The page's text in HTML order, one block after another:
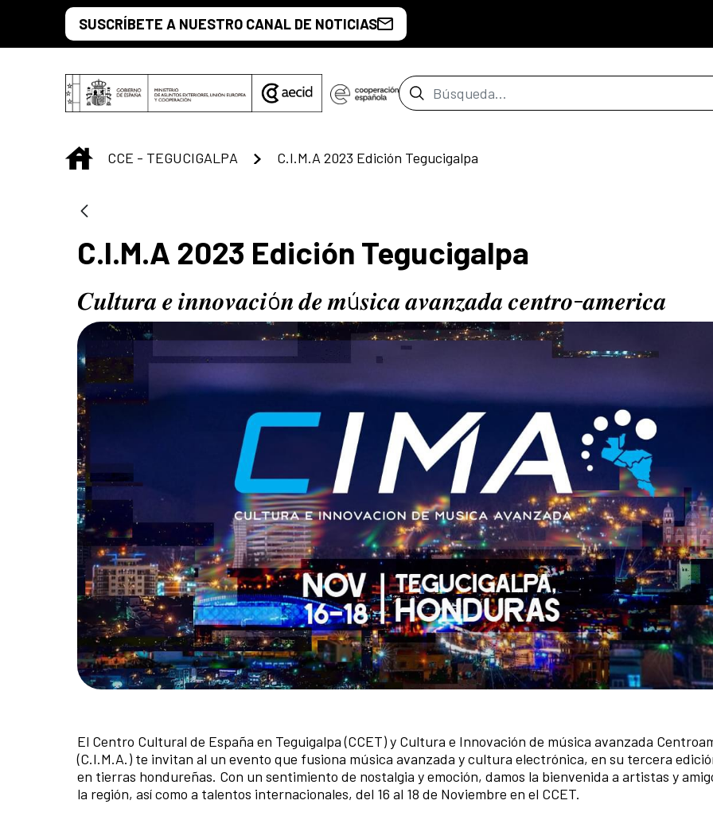
Saltar al contenido principal
SUSCRÍBETE A NUESTRO CANAL DE NOTICIAS
Barra de búsqueda
INICIO
CCE - TEGUCIGALPA C.I.M.A 2023 Edición Tegucigalpa
C.I.M.A 2023 Edición Tegucigalpa
𝑪𝒖𝒍𝒕𝒖𝒓𝒂 𝒆 𝒊𝒏𝒏𝒐𝒗𝒂𝒄𝒊ó𝒏 𝒅𝒆 𝒎ú𝒔𝒊𝒄𝒂 𝒂𝒗𝒂𝒏𝒛𝒂𝒅𝒂 𝒄𝒆𝒏𝒕𝒓𝒐-𝒂𝒎𝒆𝒓𝒊𝒄𝒂
El Centro Cultural de España en Teguigalpa (CCET) y Cultura e Innovación de música avanzada
(C.I.M.A.) te invitan al un evento que fusiona música avanzada y cultura electrónica, en su tercera
en tierras hondureñas. Con un sentimiento de nostalgia y emoción, damos la bienvenida a artistas y
la región, así como a talentos internacionales, del 16 al 18 de Noviembre en el CCET.